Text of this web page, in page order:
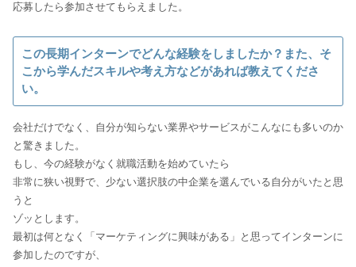
応募したら参加させてもらえました。
この長期インターンでどんな経験をしましたか？また、そ
こから学んだスキルや考え方などがあれば教えてくださ
い。
会社だけでなく、自分が知らない業界やサービスがこんなにも多いのか
と驚きました。
もし、今の経験がなく就職活動を始めていたら
非常に狭い視野で、少ない選択肢の中企業を選んでいる自分がいたと思
うと
ゾッとします。
最初は何となく「マーケティングに興味がある」と思ってインターンに
参加したのですが、